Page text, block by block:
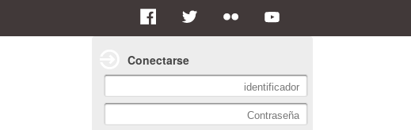
Conectarse